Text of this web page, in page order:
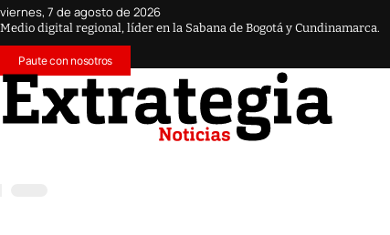
viernes, 7 de agosto de 2026
Medio digital regional, líder en la Sabana de Bogotá y Cundinamarca.
Paute con nosotros